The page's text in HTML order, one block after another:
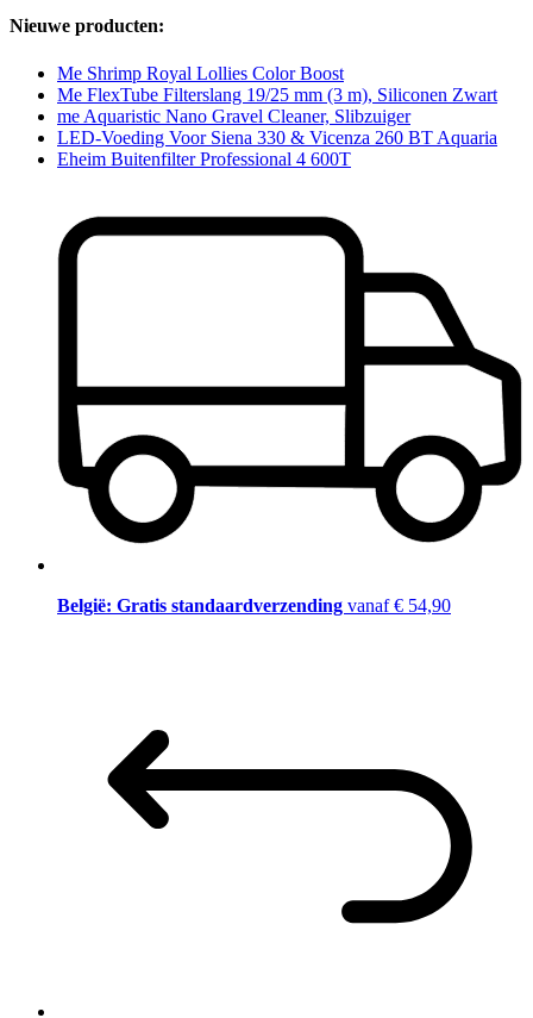
Nieuwe producten:
Me Shrimp Royal Lollies Color Boost
Me FlexTube Filterslang 19/25 mm (3 m), Siliconen Zwart
me Aquaristic Nano Gravel Cleaner, Slibzuiger
LED-Voeding Voor Siena 330 & Vicenza 260 BT Aquaria
Eheim Buitenfilter Professional 4 600T
België: Gratis standaardverzending vanaf € 54,90